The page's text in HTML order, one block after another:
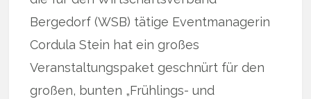
Bergedorf (WSB) tätige Eventmanagerin
Cordula Stein hat ein großes
Veranstaltungspaket geschnürt für den
großen, bunten „Frühlings- und